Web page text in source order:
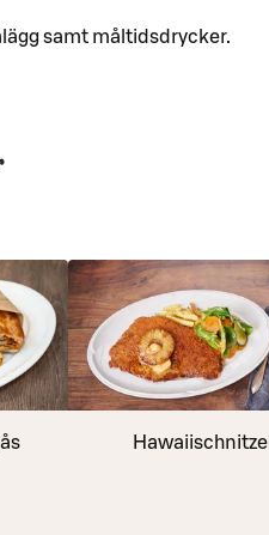
samt måltidsdrycker.
Hawaiischnitzel